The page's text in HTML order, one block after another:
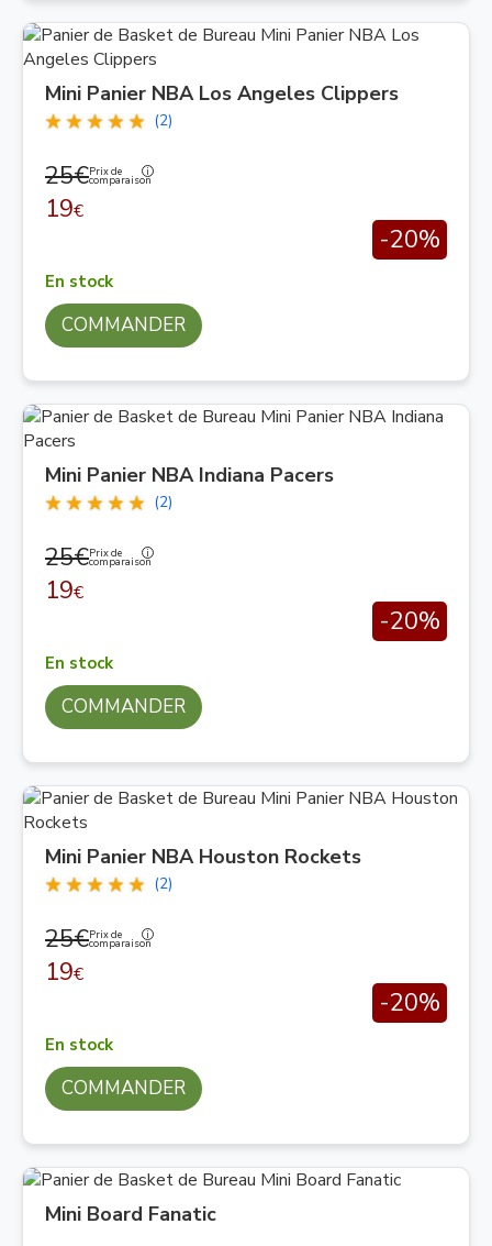
Mini Panier NBA Los Angeles Clippers
(2)
25€Prix de
comparaison
19€
-20%
En stock
COMMANDER
Mini Panier NBA Indiana Pacers
(2)
25€Prix de
comparaison
19€
-20%
En stock
COMMANDER
Mini Panier NBA Houston Rockets
(2)
25€Prix de
comparaison
19€
-20%
En stock
COMMANDER
Mini Board Fanatic